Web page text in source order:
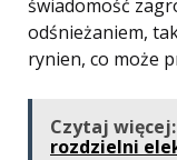
świadomość
odśnieżaniem,
rynien, co może
Czytaj więcej:
rozdzielni